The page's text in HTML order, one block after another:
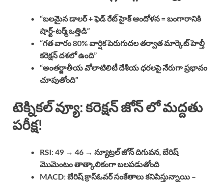
“బలమైన డాలర్ + ఫెడ్ రేట్ హైక్ ఆందోళన = బంగారానికి
షార్ట్-టర్మ్ ఒత్తిడి”
“గత వారం 80% వార్షిక పెరుగుదల తర్వాత మార్కెట్ హెల్తీ
కరెక్షన్ దశలో ఉంది”
“అంతర్జాతీయ వోలాటిలిటీ దేశీయ ధరలపై నేరుగా ప్రభావం
చూపుతోంది”
టెక్నికల్ వ్యూ: కరెక్షన్ జోన్ లో మద్దతు
పరీక్ష!
RSI: 49 → 46 → న్యూట్రల్ జోన్ దిగువన, బేరిష్
మొమెంటం తాత్కాలికంగా బలపడుతోంది
MACD: బేరిష్ క్రాస్ఓవర్ సంకేతాలు కనిపిస్తున్నాయి –